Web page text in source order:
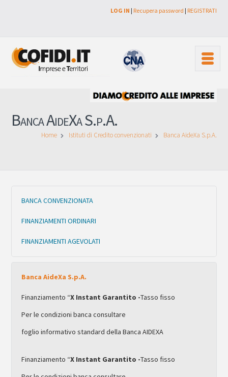
LOG IN | Recupera password | REGISTRATI
Banca AideXa S.p.A.
Home Istituti di Credito convenzionati Banca AideXa S.p.A.
BANCA CONVENZIONATA
FINANZIAMENTI ORDINARI
FINANZIAMENTI AGEVOLATI
Banca AideXa S.p.A.
Finanziamento “X Instant Garantito -Tasso fisso
Per le condizioni banca consultare
foglio informativo standard della Banca AIDEXA
Finanziamento “X Instant Garantito -Tasso fisso